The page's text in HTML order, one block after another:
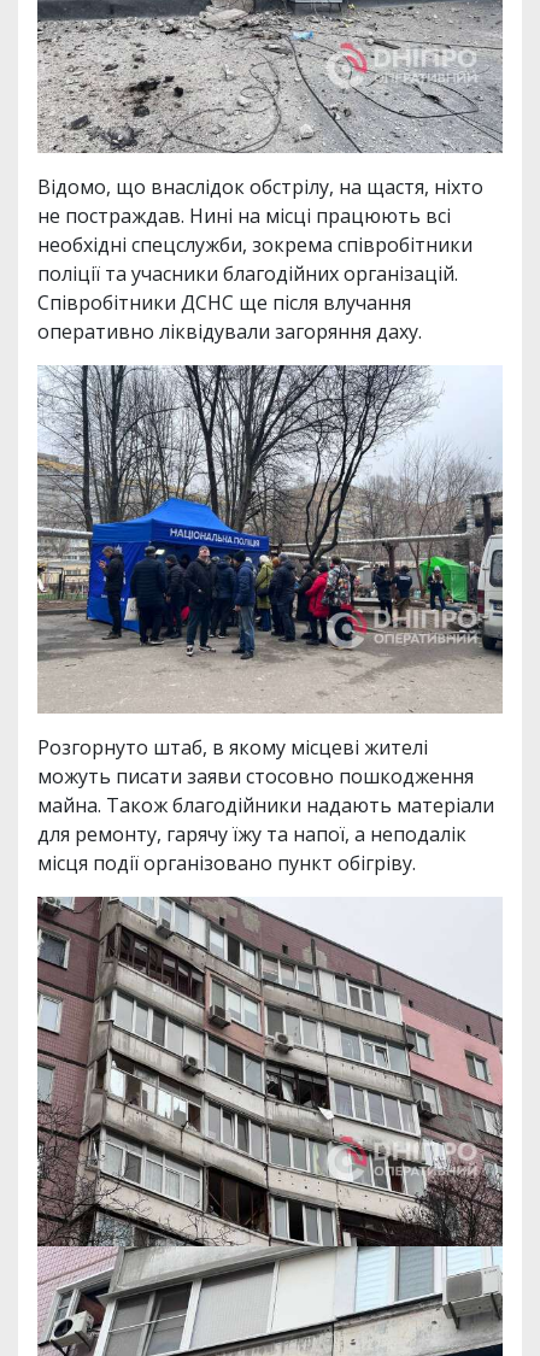
Відомо, що внаслідок обстрілу, на щастя, ніхто
не постраждав. Нині на місці працюють всі
необхідні спецслужби, зокрема співробітники
поліції та учасники благодійних організацій.
Співробітники ДСНС ще після влучання
оперативно ліквідували загоряння даху.
Розгорнуто штаб, в якому місцеві жителі
можуть писати заяви стосовно пошкодження
майна. Також благодійники надають матеріали
для ремонту, гарячу їжу та напої, а неподалік
місця події організовано пункт обігріву.